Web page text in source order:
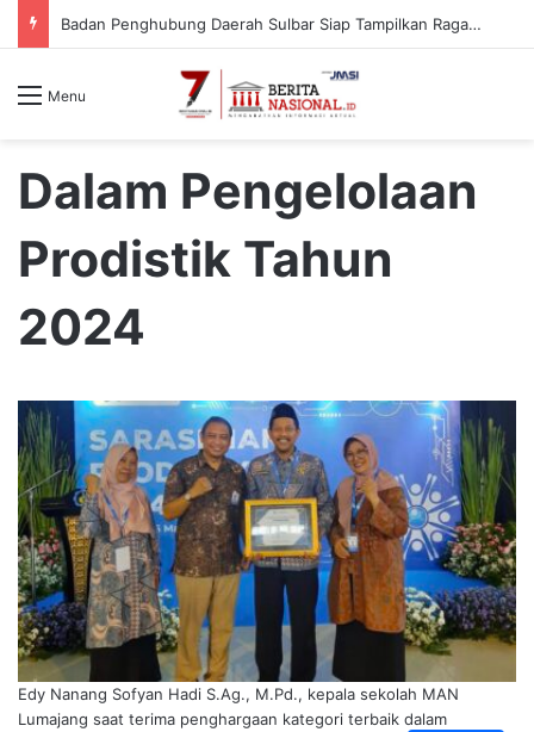
Badan Penghubung Daerah Sulbar Siap Tampilkan Ragam Busana Adat pada Pawai Budaya HUT ke-81 RI di Jakarta
Menu
Dalam Pengelolaan
Prodistik Tahun
2024
Edy Nanang Sofyan Hadi S.Ag., M.Pd., kepala sekolah MAN
Lumajang saat terima penghargaan kategori terbaik dalam